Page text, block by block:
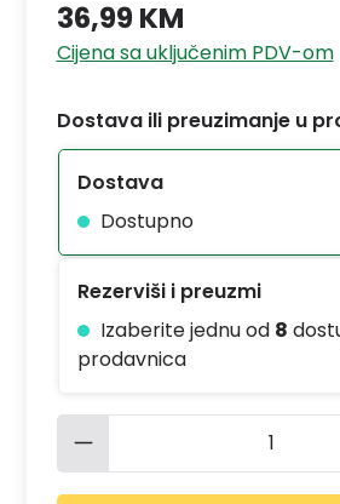
36,99 KM
Cijena sa uključenim PDV-om
Dostava ili preuzimanje u
Dostava
Dostupno
Rezerviši i preuzmi
Izaberite jednu od 8
prodavnica
Količina proizvoda: